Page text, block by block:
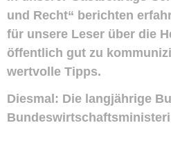
und Recht“ berichten
für unsere Leser über die
öffentlich gut zu
wertvolle Tipps.
Diesmal: Die langjährige